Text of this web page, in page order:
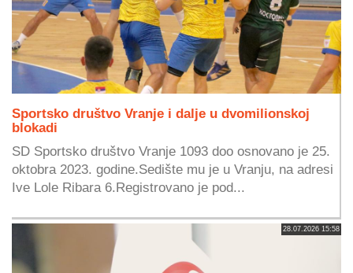
Sportsko društvo Vranje i dalje u dvomilionskoj
blokadi
SD Sportsko društvo Vranje 1093 doo osnovano je 25.
oktobra 2023. godine.Sedište mu je u Vranju, na adresi
Ive Lole Ribara 6.Registrovano je pod...
28.07.2026 15:58